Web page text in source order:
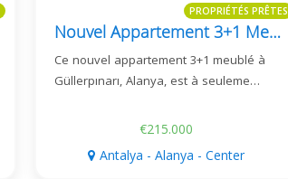
PROPRIÉTÉS PRÊTES
Nouvel Appartement 3+1 Meublé À Güllerpınarı, Alanya - 100M De La Mer
Ce nouvel appartement 3+1 meublé à
Güllerpınarı, Alanya, est à seuleme…
€215.000
Antalya - Alanya - Center